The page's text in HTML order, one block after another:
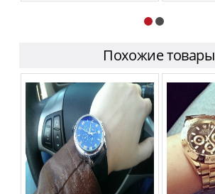
Похожие товары